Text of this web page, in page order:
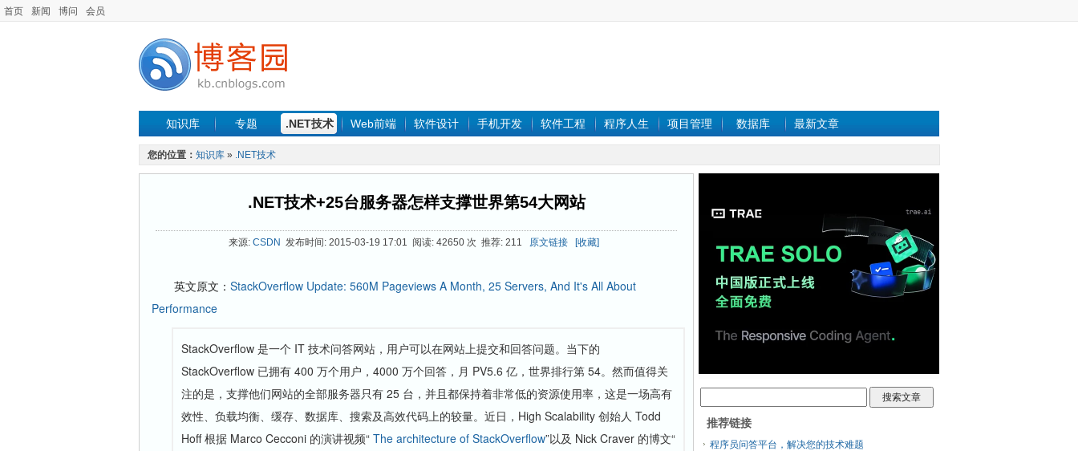
首页 新闻 博问 会员
知识库 专题 .NET技术 Web前端 软件设计 手机开发 软件工程 程序人生 项目管理 数据库 最新文章
您的位置： 知识库 » .NET技术
.NET技术+25台服务器怎样支撑世界第54大网站
来源: CSDN 发布时间: 2015-03-19 17:01 阅读: 42650 次 推荐: 211 原文链接 [收藏]
英文原文： StackOverflow Update: 560M Pageviews A Month, 25 Servers, And It's All About
Performance
StackOverflow 是一个 IT 技术问答网站，用户可以在网站上提交和回答问题。当下的
StackOverflow 已拥有 400 万个用户，4000 万个回答，月 PV5.6 亿，世界排行第 54。然而值得关
注的是，支撑他们网站的全部服务器只有 25 台，并且都保持着非常低的资源使用率，这是一场高有
效性、负载均衡、缓存、数据库、搜索及高效代码上的较量。近日，High Scalability 创始人 Todd
Hoff 根据 Marco Cecconi 的演讲视频“ The architecture of StackOverflow”以及 Nick Craver 的博文“
推荐链接
程序员问答平台，解决您的技术难题